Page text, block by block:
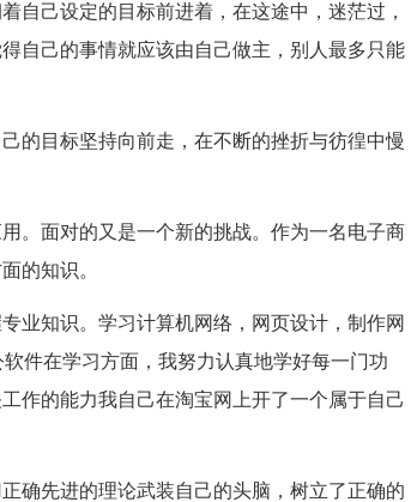
自己设定的目标前进着，在这途中，迷茫过，
自己的事情就应该由自己做主，别人最多只能
的目标坚持向前走，在不断的挫折与彷徨中慢
。面对的又是一个新的挑战。作为一名电子商
的知识。
业知识。学习计算机网络，网页设计，制作网
件在学习方面，我努力认真地学好每一门功
作的能力我自己在淘宝网上开了一个属于自己
确先进的理论武装自己的头脑，树立了正确的